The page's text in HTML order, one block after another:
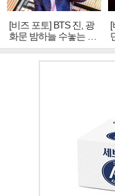
[비즈 포토] BTS 진, 광
화문 밤하늘 수놓는 '비
주얼 킹'의 열창
[